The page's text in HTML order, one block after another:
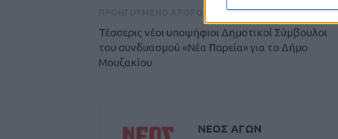
Τέσσερις νέοι υποψήφιοι Δημοτικοί Σύμβουλοι
του συνδυασμού «Νέα Πορεία» για το Δήμο
Μουζακίου
ΝΕΟΣ ΑΓΩΝ